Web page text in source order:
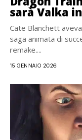
sarà Valka
Cate Blanchett
saga animata di
remake....
15 GENNAIO 2026